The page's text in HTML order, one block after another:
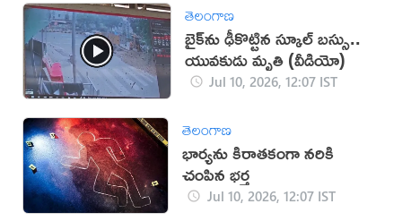
తెలంగాణ
బైక్‌ను ఢీకొట్టిన స్కూల్ బస్సు..
యువకుడు మృతి (వీడియో)
Jul 10, 2026, 12:07 IST
తెలంగాణ
భార్యను కిరాతకంగా నరికి
చంపిన భర్త
Jul 10, 2026, 12:07 IST